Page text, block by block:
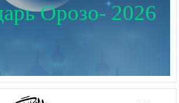
Орозо- 2026